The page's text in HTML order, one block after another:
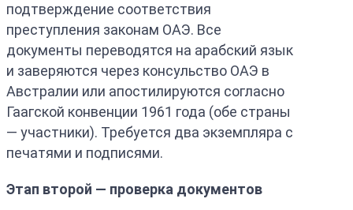
подтверждение соответствия
преступления законам ОАЭ. Все
документы переводятся на арабский язык
и заверяются через консульство ОАЭ в
Австралии или апостилируются согласно
Гаагской конвенции 1961 года (обе страны
— участники). Требуется два экземпляра с
печатями и подписями.
Этап второй — проверка документов